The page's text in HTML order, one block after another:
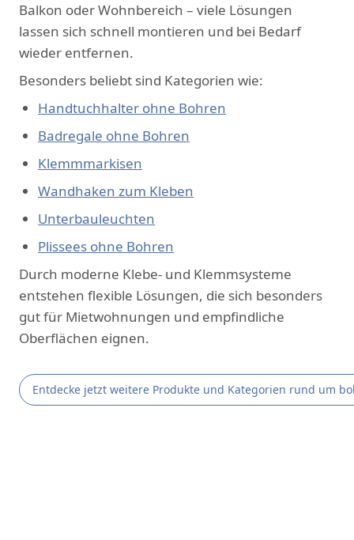
Balkon oder Wohnbereich – viele Lösungen
lassen sich schnell montieren und bei Bedarf
wieder entfernen.
Besonders beliebt sind Kategorien wie:
Handtuchhalter ohne Bohren
Badregale ohne Bohren
Klemmmarkisen
Wandhaken zum Kleben
Unterbauleuchten
Plissees ohne Bohren
Durch moderne Klebe- und Klemmsysteme
entstehen flexible Lösungen, die sich besonders
gut für Mietwohnungen und empfindliche
Oberflächen eignen.
Entdecke jetzt weitere Produkte und Kategorien rund um